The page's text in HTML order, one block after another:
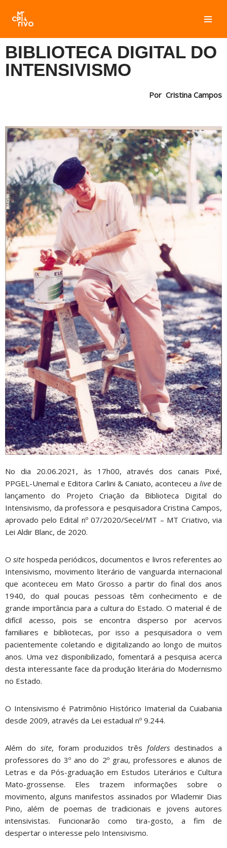
Pular
para
o
conteúdo
BIBLIOTECA DIGITAL DO
INTENSIVISMO
Por Cristina Campos
No dia 20.06.2021, às 17h00, através dos canais Pixé,
PPGEL-Unemal e Editora Carlini & Caniato, aconteceu a livede
lançamento do Projeto Criação da Biblioteca Digital do
Intensivismo, da professora e pesquisadora Cristina Campos,
aprovado pelo Edital nº 07/2020/Secel/MT – MT Criativo, via
Lei Aldir Blanc, de 2020.
Osite hospeda periódicos, documentos e livros referentes ao
Intensivismo, movimento literário de vanguarda internacional
que aconteceu em Mato Grosso a partir do final dos anos
1940, do qual poucas pessoas têm conhecimento e de
grande importância para a cultura do Estado. O material é de
difícil acesso, pois se encontra disperso por acervos
familiares e bibliotecas, por isso a pesquisadora o vem
pacientemente coletando e digitalizando ao longo de muitos
anos. Uma vez disponibilizado, fomentará a pesquisa acerca
desta interessante face da produção literária do Modernismo
no Estado.
O Intensivismo é Patrimônio Histórico Imaterial da Cuiabania
desde 2009, através da Lei estadual nº 9.244.
Além do site, foram produzidos três folders destinados a
professores do 3º ano do 2º grau, professores e alunos de
Letras e da Pós-graduação em Estudos Literários e Cultura
Mato-grossense. Eles trazem informações sobre o
movimento, alguns manifestos assinados por Wlademir Dias
Pino, além de poemas de tradicionais e jovens autores
intensivistas. Funcionarão como tira-gosto, a fim de
despertar o interesse pelo Intensivismo.